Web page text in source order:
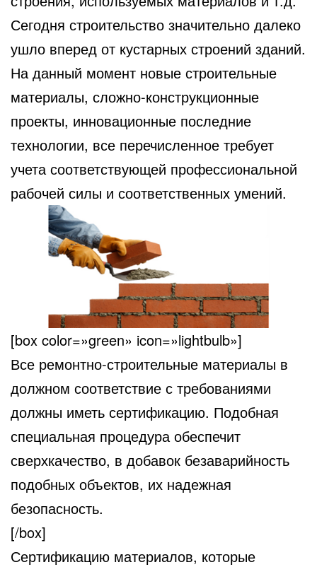
Сегодня строительство значительно далеко
ушло вперед от кустарных строений зданий.
На данный момент новые строительные
материалы, сложно-конструкционные
проекты, инновационные последние
технологии, все перечисленное требует
учета соответствующей профессиональной
рабочей силы и соответственных умений.
[box color=»green» icon=»lightbulb»]
Все ремонтно-строительные материалы в
должном соответствие с требованиями
должны иметь сертификацию. Подобная
специальная процедура обеспечит
сверхкачество, в добавок безаварийность
подобных объектов, их надежная
безопасность.
[/box]
Сертификацию материалов, которые